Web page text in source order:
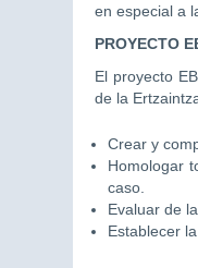
en especial a
PROYECTO
El proyecto
de la
Crear y
Homologar
caso.
Evaluar de
Establecer